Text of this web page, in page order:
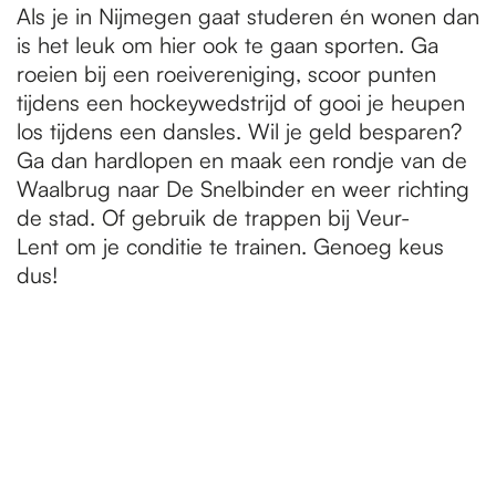
Als je in Nijmegen gaat studeren én wonen dan
is het leuk om hier ook te gaan sporten. Ga
roeien bij een roeivereniging, scoor punten
tijdens een hockeywedstrijd of gooi je heupen
los tijdens een dansles. Wil je geld besparen?
Ga dan hardlopen en maak een rondje van de
Waalbrug naar De Snelbinder en weer richting
de stad. Of gebruik de trappen bij Veur-
Lent om je conditie te trainen. Genoeg keus
dus!